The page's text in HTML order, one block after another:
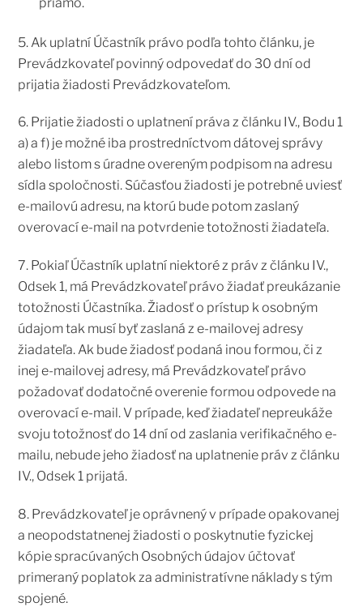
5. Ak uplatní Účastník právo podľa tohto článku, je
Prevádzkovateľ povinný odpovedať do 30 dní od
prijatia žiadosti Prevádzkovateľom.
6. Prijatie žiadosti o uplatnení práva z článku IV., Bodu 1
a) a f) je možné iba prostredníctvom dátovej správy
alebo listom s úradne overeným podpisom na adresu
sídla spoločnosti. Súčasťou žiadosti je potrebné uviesť
e-mailovú adresu, na ktorú bude potom zaslaný
overovací e-mail na potvrdenie totožnosti žiadateľa.
7. Pokiaľ Účastník uplatní niektoré z práv z článku IV.,
Odsek 1, má Prevádzkovateľ právo žiadať preukázanie
totožnosti Účastníka. Žiadosť o prístup k osobným
údajom tak musí byť zaslaná z e-mailovej adresy
žiadateľa. Ak bude žiadosť podaná inou formou, či z
inej e-mailovej adresy, má Prevádzkovateľ právo
požadovať dodatočné overenie formou odpovede na
overovací e-mail. V prípade, keď žiadateľ nepreukáže
svoju totožnosť do 14 dní od zaslania verifikačného e-
mailu, nebude jeho žiadosť na uplatnenie práv z článku
IV., Odsek 1 prijatá.
8. Prevádzkovateľ je oprávnený v prípade opakovanej
a neopodstatnenej žiadosti o poskytnutie fyzickej
kópie spracúvaných Osobných údajov účtovať
primeraný poplatok za administratívne náklady s tým
spojené.